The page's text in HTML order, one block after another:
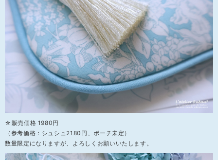
☆販売価格 1980円
（参考価格：シュシュ2180円、ポーチ未定）
数量限定になりますが、よろしくお願いいたします。